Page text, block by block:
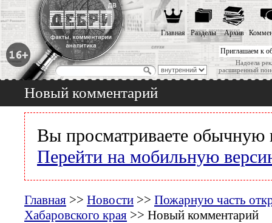
Приглашаем к
Надоела
расширенный
Главная Разделы Архив
Новый комментарий
Вы просматриваете обычную
Перейти на мобильную
Главная >> Новости >> Пожарную часть
Хабаровского края >> Новый комментарий